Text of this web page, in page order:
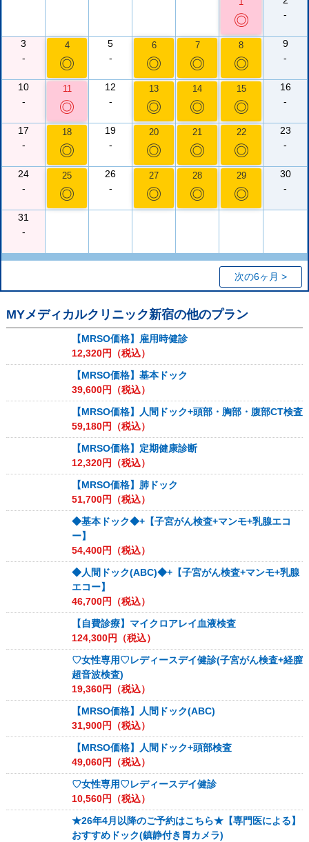
◎
-
3
-
4
◎
5
-
6
◎
7
◎
8
◎
9
-
10
-
11
◎
12
-
13
◎
14
◎
15
◎
16
-
17
-
18
◎
19
-
20
◎
21
◎
22
◎
23
-
24
-
25
◎
26
-
27
◎
28
◎
29
◎
30
-
31
-
次の6ヶ月 >
MYメディカルクリニック新宿の他のプラン
【MRSO価格】雇用時健診
12,320円（税込）
【MRSO価格】基本ドック
39,600円（税込）
【MRSO価格】人間ドック+頭部・胸部・腹部CT検査
59,180円（税込）
【MRSO価格】定期健康診断
12,320円（税込）
【MRSO価格】肺ドック
51,700円（税込）
◆基本ドック◆+【子宮がん検査+マンモ+乳腺エコ
ー】
54,400円（税込）
◆人間ドック(ABC)◆+【子宮がん検査+マンモ+乳腺
エコー】
46,700円（税込）
【自費診療】マイクロアレイ血液検査
124,300円（税込）
♡女性専用♡レディースデイ健診(子宮がん検査+経膣
超音波検査)
19,360円（税込）
【MRSO価格】人間ドック(ABC)
31,900円（税込）
【MRSO価格】人間ドック+頭部検査
49,060円（税込）
♡女性専用♡レディースデイ健診
10,560円（税込）
★26年4月以降のご予約はこちら★【専門医による】
おすすめドック(鎮静付き胃カメラ)